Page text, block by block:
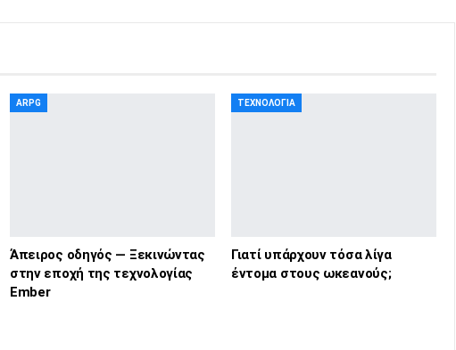
ARPG
Άπειρος οδηγός — Ξεκινώντας
στην εποχή της τεχνολογίας
Ember
ΤΕΧΝΟΛΟΓΊΑ
Γιατί υπάρχουν τόσα λίγα
έντομα στους ωκεανούς;